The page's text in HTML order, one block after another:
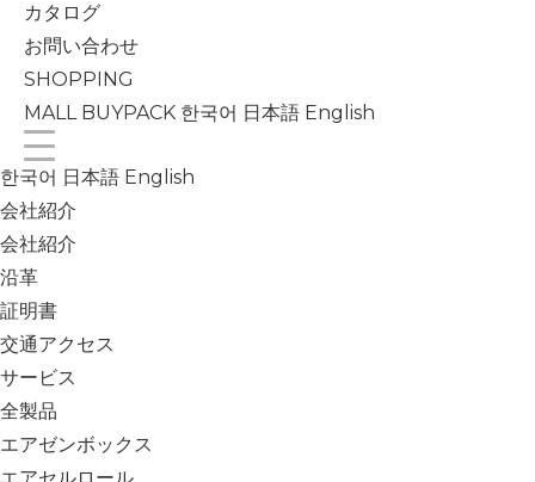
カタログ
お問い合わせ
SHOPPING
MALL BUYPACK 한국어 日本語 English
한국어 日本語 English
会社紹介
会社紹介
沿革
証明書
交通アクセス
サービス
全製品
エアゼンボックス